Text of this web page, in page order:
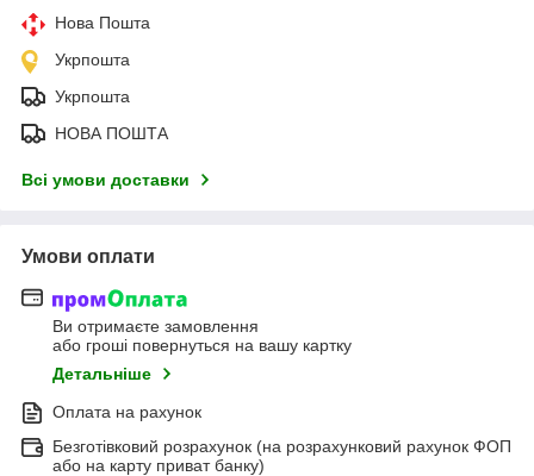
Нова Пошта
Укрпошта
Укрпошта
НОВА ПОШТА
Всі умови доставки
Умови оплати
Ви отримаєте замовлення
або гроші повернуться на вашу картку
Детальніше
Оплата на рахунок
Безготівковий розрахунок (на розрахунковий рахунок ФОП
або на карту приват банку)